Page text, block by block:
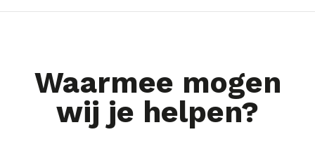
Waarmee mogen
wij je helpen?